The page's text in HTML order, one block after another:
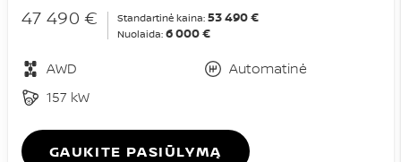
47 490 € Standartinė kaina: 53 490 €
Nuolaida: 6 000 €
AWD
Automatinė
157 kW
GAUKITE PASIŪLYMĄ